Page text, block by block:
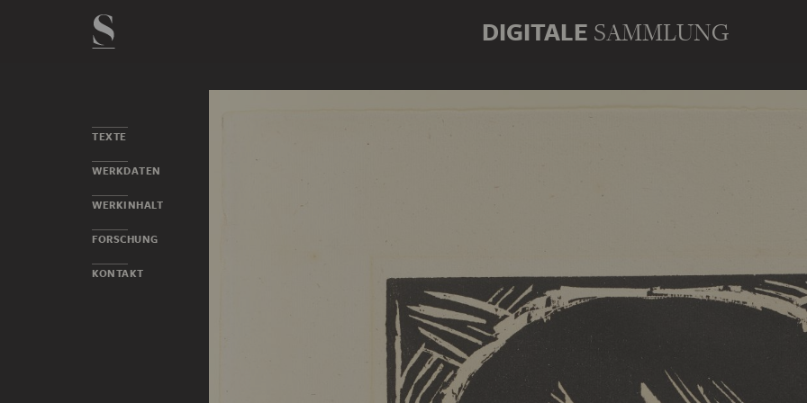
DIGITALE SAMMLUNG
TEXTE
WERKDATEN
WERKINHALT
FORSCHUNG
KONTAKT